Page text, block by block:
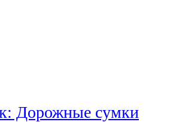
Дорожные сумки